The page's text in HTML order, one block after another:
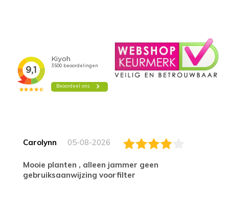
Carolynn 05-08-2026
Mooie planten , alleen jammer geen
gebruiksaanwijzing voorfilter